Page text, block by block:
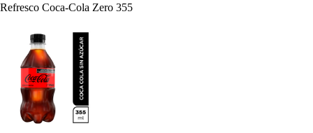
Refresco Coca-Cola Zero 355